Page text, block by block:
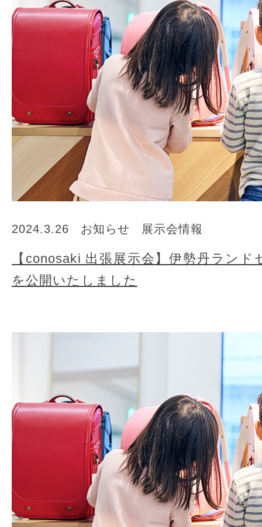
2024.3.26 お知らせ 展示会情報
【conosaki 出張展示会】伊勢丹ラン
を公開いたしました